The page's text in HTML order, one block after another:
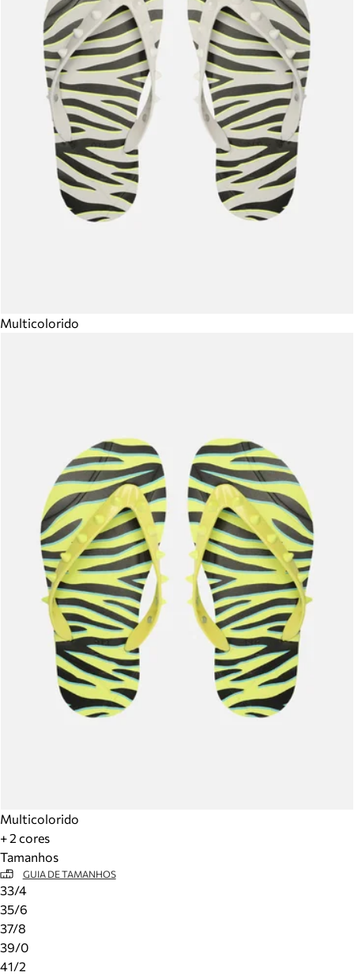
Multicolorido
Multicolorido
+ 2 cores
Tamanhos
GUIA DE TAMANHOS
33/4
35/6
37/8
39/0
41/2